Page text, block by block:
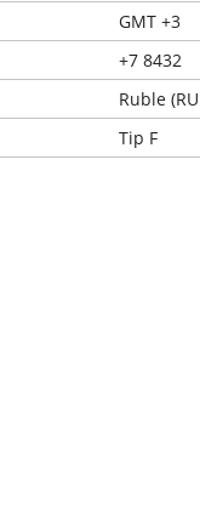
GMT +3
+7 8432
Ruble
Tip F